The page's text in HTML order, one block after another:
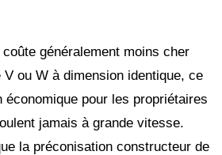
généralement moins cher
V ou W à dimension identique, ce
économique pour les propriétaires
jamais à grande vitesse.
la préconisation constructeur de